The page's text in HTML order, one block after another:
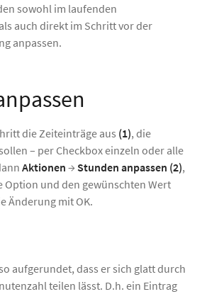
sowohl im laufenden
auch direkt im Schritt vor der
anpassen.
die Zeiteinträge aus (1), die
– per Checkbox einzeln oder alle
Aktionen →Stunden anpassen (2),
Option und den gewünschten Wert
Änderung mit OK.
aufgerundet, dass er sich glatt durch
teilen lässt. D.h. ein Eintrag